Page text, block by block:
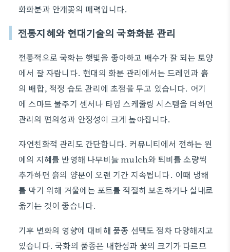
화화분과 안개꽃의 매력입니다.
전통지혜와 현대기술의 국화화분 관리
전통적으로 국화는 햇빛을 좋아하고 배수가 잘 되는 토양
에서 잘 자랍니다. 현대의 화분 관리에서는 드레인과 흙
의 배합, 적정 습도 관리에 초점을 두고 있습니다. 여기
에 스마트 물주기 센서나 타임 스케줄링 시스템을 더하면
관리의 편의성과 안정성이 크게 높아집니다.
자연친화적 관리도 간단합니다. 커뮤니티에서 전하는 원
예의 지혜를 반영해 나무비늘 mulch와 퇴비를 소량씩
추가하면 흙의 양분이 오랜 기간 지속됩니다. 이때 냉해
를 막기 위해 겨울에는 포트를 적절히 보온하거나 실내로
옮기는 것이 좋습니다.
기후 변화의 영향에 대비해 품종 선택도 점차 다양해지고
있습니다. 국화의 품종은 내한성과 꽃의 크기가 다르므